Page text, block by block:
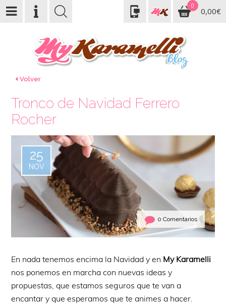
0
0,00€
Volver
Tronco de Navidad Ferrero
Rocher
25
NOV
0 Comentarios
En nada tenemos encima la Navidad y en My Karamelli
nos ponemos en marcha con nuevas ideas y
propuestas, que estamos seguros que te van a
encantar y que esperamos que te animes a hacer.